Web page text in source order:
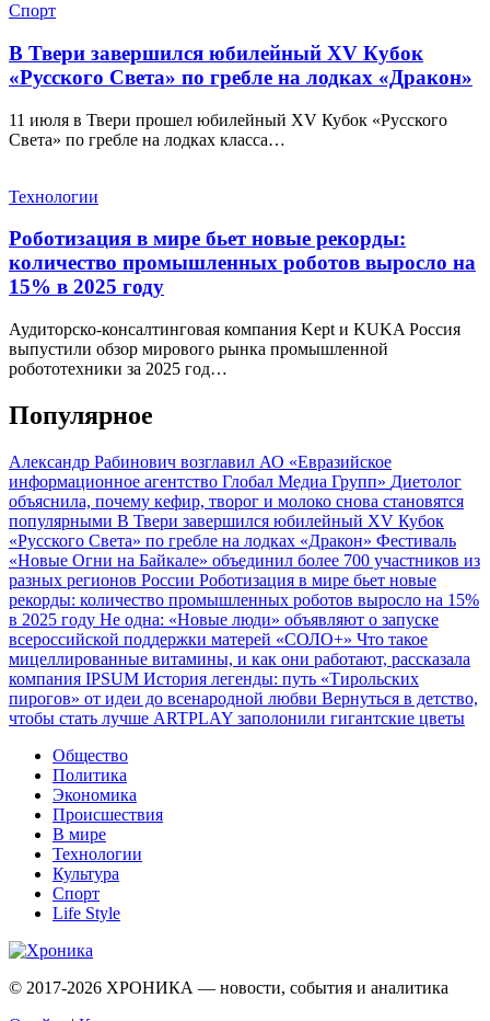
Спорт
В Твери завершился юбилейный XV Кубок
«Русского Света» по гребле на лодках «Дракон»
11 июля в Твери прошел юбилейный XV Кубок «Русского
Света» по гребле на лодках класса…
Технологии
Роботизация в мире бьет новые рекорды:
количество промышленных роботов выросло на
15% в 2025 году
Аудиторско-консалтинговая компания Kept и KUKA Россия
выпустили обзор мирового рынка промышленной
робототехники за 2025 год…
Популярное
Александр Рабинович возглавил АО «Евразийское
информационное агентство Глобал Медиа Групп» Диетолог
объяснила, почему кефир, творог и молоко снова становятся
популярными В Твери завершился юбилейный XV Кубок
«Русского Света» по гребле на лодках «Дракон» Фестиваль
«Новые Огни на Байкале» объединил более 700 участников из
разных регионов России Роботизация в мире бьет новые
рекорды: количество промышленных роботов выросло на 15%
в 2025 году Не одна: «Новые люди» объявляют о запуске
всероссийской поддержки матерей «СОЛО+» Что такое
мицеллированные витамины, и как они работают, рассказала
компания IPSUM История легенды: путь «Тирольских
пирогов» от идеи до всенародной любви Вернуться в детство,
чтобы стать лучше ARTPLAY заполонили гигантские цветы
Общество
Политика
Экономика
Происшествия
В мире
Технологии
Культура
Спорт
Life Style
© 2017-2026 ХРОНИКА — новости, события и аналитика